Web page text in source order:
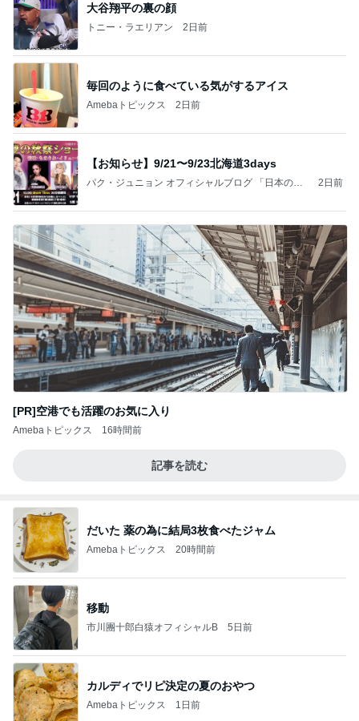
大谷翔平の裏の顔
トニー・ラエリアン 2日前
毎回のように食べている気がするアイス
Amebaトピックス 2日前
【お知らせ】9/21〜9/23北海道3days
パク・ジュニョン オフィシャルブログ 「日本の
2日前
[PR]空港でも活躍のお気に入り
Amebaトピックス 16時間前
記事を読む
だいた 薬の為に結局3枚食べたジャム
Amebaトピックス 20時間前
移動
市川團十郎白猿オフィシャルB 5日前
カルディでリピ決定の夏のおやつ
Amebaトピックス 1日前